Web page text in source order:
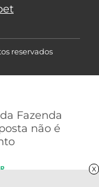
X
reservados
Fazenda
não é